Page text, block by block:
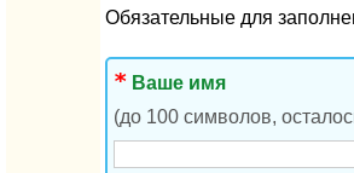
Обязательные для
Ваше имя
(до 100 символов,